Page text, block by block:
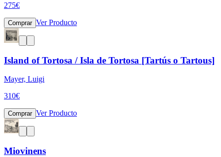
275€
Comprar Ver Producto
Island of Tortosa / Isla de Tortosa [Tartús o Tartous]
Mayer, Luigi
310€
Comprar Ver Producto
Miovinens